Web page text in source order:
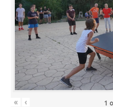
« ‹ 1